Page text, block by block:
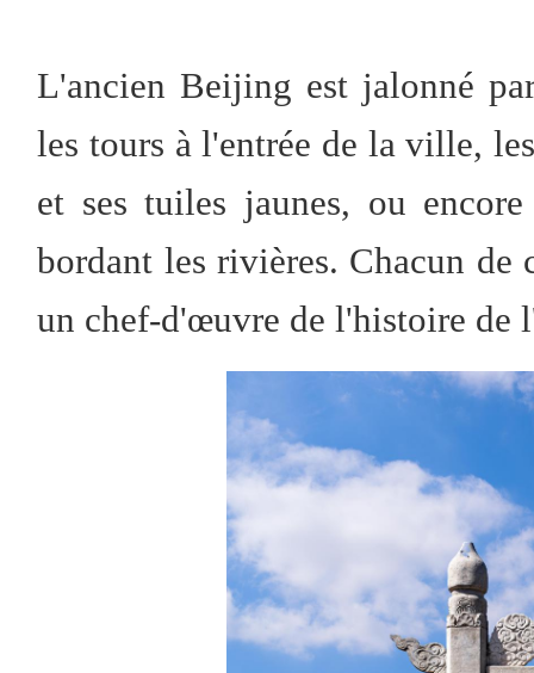
L'ancien Beijing est jalonné
les tours à l'entrée de la ville,
et ses tuiles jaunes, ou
bordant les rivières. Chacun de
un chef-d'œuvre de l'histoire de